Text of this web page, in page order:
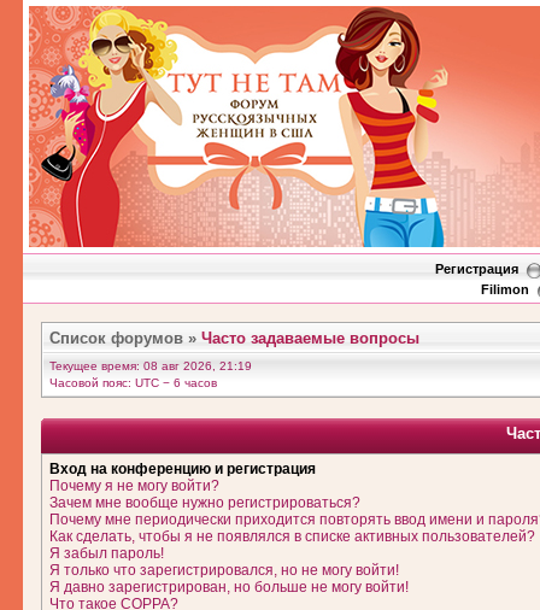
Регистрация
Filimon
Список форумов » Часто задаваемые вопросы
Текущее время: 08 авг 2026, 21:19
Часовой пояс: UTC − 6 часов
Вход на конференцию и регистрация
Почему я не могу войти?
Зачем мне вообще нужно регистрироваться?
Почему мне периодически приходится повторять ввод имени и
Как сделать, чтобы я не появлялся в списке активных пользователей?
Я забыл пароль!
Я только что зарегистрировался, но не могу войти!
Я давно зарегистрирован, но больше не могу войти!
Что такое COPPA?